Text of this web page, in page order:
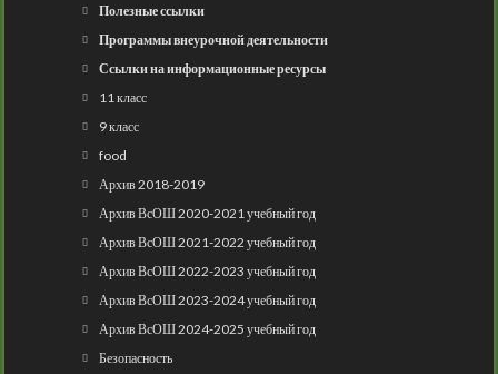
Полезные ссылки
Программы внеурочной деятельности
Ссылки на информационные ресурсы
11 класс
9 класс
food
Архив 2018-2019
Архив ВсОШ 2020-2021 учебный год
Архив ВсОШ 2021-2022 учебный год
Архив ВсОШ 2022-2023 учебный год
Архив ВсОШ 2023-2024 учебный год
Архив ВсОШ 2024-2025 учебный год
Безопасность